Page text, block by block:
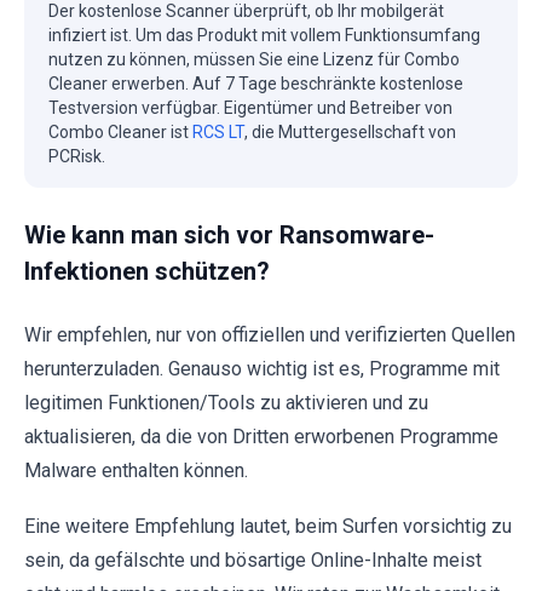
Der kostenlose Scanner überprüft, ob Ihr mobilgerät
infiziert ist. Um das Produkt mit vollem Funktionsumfang
nutzen zu können, müssen Sie eine Lizenz für Combo
Cleaner erwerben. Auf 7 Tage beschränkte kostenlose
Testversion verfügbar. Eigentümer und Betreiber von
Combo Cleaner ist RCS LT, die Muttergesellschaft von
PCRisk.
Wie kann man sich vor Ransomware-
Infektionen schützen?
Wir empfehlen, nur von offiziellen und verifizierten Quellen
herunterzuladen. Genauso wichtig ist es, Programme mit
legitimen Funktionen/Tools zu aktivieren und zu
aktualisieren, da die von Dritten erworbenen Programme
Malware enthalten können.
Eine weitere Empfehlung lautet, beim Surfen vorsichtig zu
sein, da gefälschte und bösartige Online-Inhalte meist